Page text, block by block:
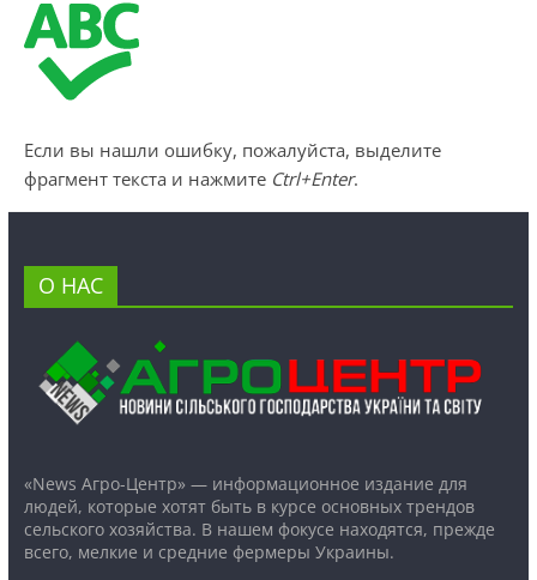
Если вы нашли ошибку, пожалуйста, выделите
фрагмент текста и нажмите Ctrl+Enter.
О НАС
«News Агро-Центр» — информационное издание для
людей, которые хотят быть в курсе основных трендов
сельского хозяйства. В нашем фокусе находятся, прежде
всего, мелкие и средние фермеры Украины.